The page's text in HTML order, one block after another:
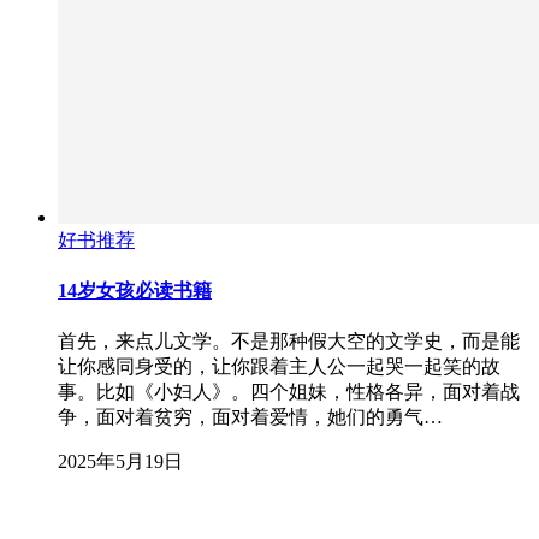
好书推荐
14岁女孩必读书籍
首先，来点儿文学。不是那种假大空的文学史，而是能
让你感同身受的，让你跟着主人公一起哭一起笑的故
事。比如《小妇人》。四个姐妹，性格各异，面对着战
争，面对着贫穷，面对着爱情，她们的勇气…
2025年5月19日